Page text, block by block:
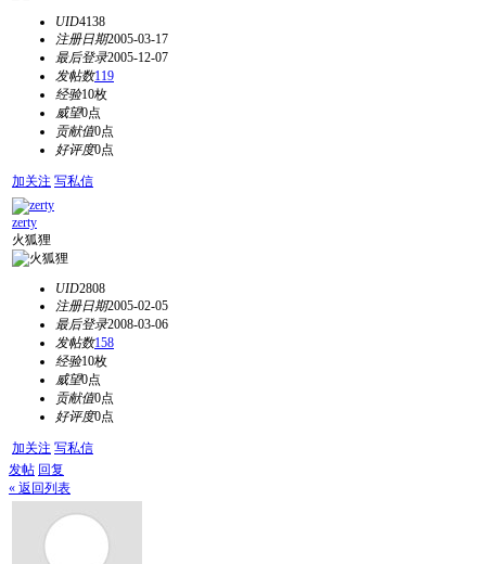
UID4138
注册日期2005-03-17
最后登录2005-12-07
发帖数119
经验10枚
威望0点
贡献值0点
好评度0点
加关注 写私信
zerty
火狐狸
UID2808
注册日期2005-02-05
最后登录2008-03-06
发帖数158
经验10枚
威望0点
贡献值0点
好评度0点
加关注 写私信
发帖 回复
« 返回列表